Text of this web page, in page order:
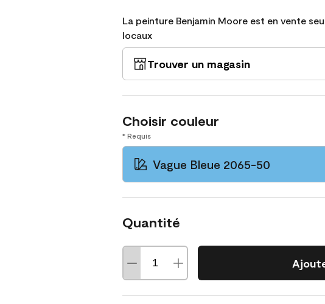
La peinture Benjamin Moore est en vente
locaux
Trouver un magasin
Choisir couleur
* Requis
Vague Bleue 2065-50
Quantité